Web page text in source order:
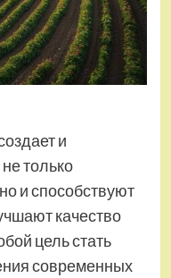
и
только
и способствуют
качество
цель стать
современных